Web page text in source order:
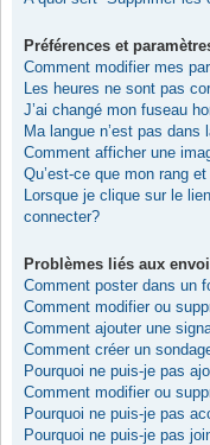
Préférences et
Comment modifier mes
Les heures ne sont pas
J’ai changé mon fuseau
Ma langue n’est pas dans
Comment afficher une
Qu’est-ce que mon rang
Lorsque je clique sur le lien
connecter?
Problèmes liés aux
Comment poster dans un
Comment modifier ou
Comment ajouter une
Comment créer un
Pourquoi ne puis-je pas
Comment modifier ou
Pourquoi ne puis-je pas
Pourquoi ne puis-je pas